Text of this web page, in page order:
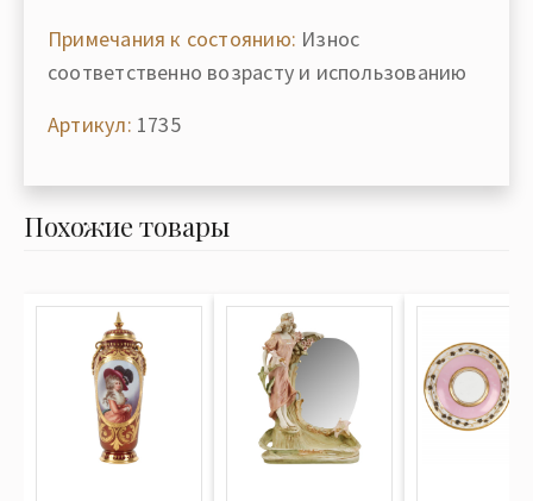
Примечания к состоянию: Износ
соответственно возрасту и использованию
Артикул: 1735
Похожие товары